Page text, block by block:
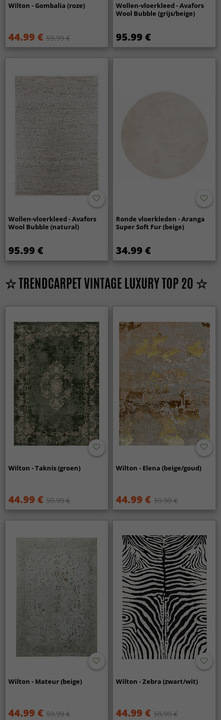
Wilton - Gombalia (roze)
44.99 € 59.99 €
Wollen-vloerkleed - Avafors
Wool Bubble (grijs/beige)
95.99 €
Wollen-vloerkleed - Avafors
Wool Bubble (natural)
95.99 €
Ronde vloerkleden - Aranga
Super Soft Fur (beige)
34.99 €
☆ TRENDCARPET VINTAGE LUXURY TOP 20 ☆
Wilton - Taknis (groen)
44.99 € 59.99 €
Wilton - Elena (beige/goud)
44.99 € 59.99 €
Wilton - Mateur (beige)
44.99 € 59.99 €
Wilton - Zebra (zwart/wit)
44.99 € 59.99 €